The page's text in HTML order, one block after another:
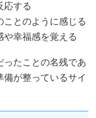
応する
ことのように感じる
や幸福感を覚える
ったことの名残であ
備が整っているサイ